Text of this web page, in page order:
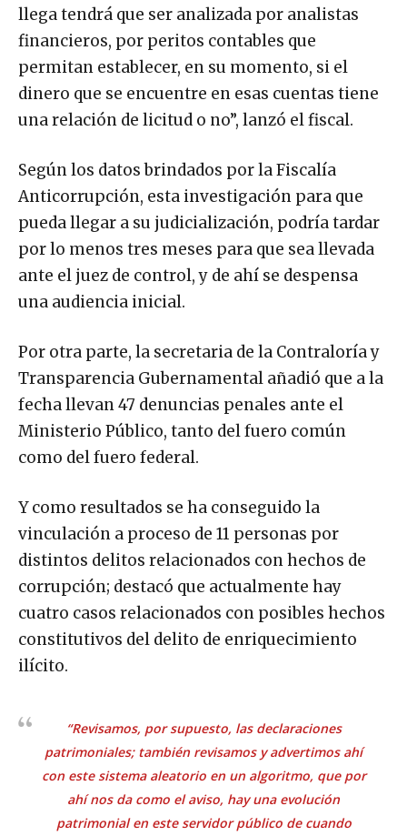
llega tendrá que ser analizada por analistas
financieros, por peritos contables que
permitan establecer, en su momento, si el
dinero que se encuentre en esas cuentas tiene
una relación de licitud o no”, lanzó el fiscal.
Según los datos brindados por la Fiscalía
Anticorrupción, esta investigación para que
pueda llegar a su judicialización, podría tardar
por lo menos tres meses para que sea llevada
ante el juez de control, y de ahí se despensa
una audiencia inicial.
Por otra parte, la secretaria de la Contraloría y
Transparencia Gubernamental añadió que a la
fecha llevan 47 denuncias penales ante el
Ministerio Público, tanto del fuero común
como del fuero federal.
Y como resultados se ha conseguido la
vinculación a proceso de 11 personas por
distintos delitos relacionados con hechos de
corrupción; destacó que actualmente hay
cuatro casos relacionados con posibles hechos
constitutivos del delito de enriquecimiento
ilícito.
“Revisamos, por supuesto, las declaraciones
patrimoniales; también revisamos y advertimos ahí
con este sistema aleatorio en un algoritmo, que por
ahí nos da como el aviso, hay una evolución
patrimonial en este servidor público de cuando